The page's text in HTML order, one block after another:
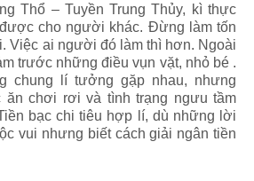
Thổ – Tuyền Trung Thủy, kì thực
cho người khác. Đừng làm tốn
Việc ai người đó làm thì hơn. Ngoài
trước những điều vụn vặt, nhỏ bé .
chung lí tưởng gặp nhau, nhưng
ăn chơi rơi và tình trạng ngưu tầm
bạc chi tiêu hợp lí, dù những lời
vui nhưng biết cách giải ngân tiền